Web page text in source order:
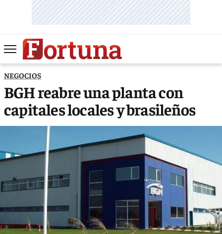
NEGOCIOS
BGH reabre una planta con
capitales locales y brasileños